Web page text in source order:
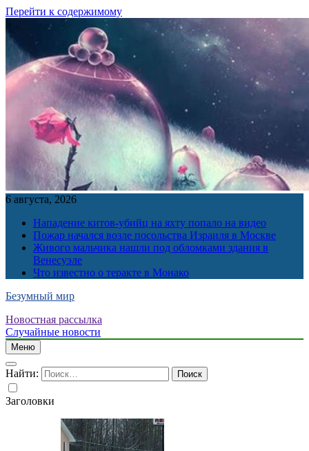
Перейти к содержимому
6 августа, 2026
Нападение китов-убийц на яхту попало на видео
Пожар начался возле посольства Израиля в Москве
Живого мальчика нашли под обломками здания в
Венесуэле
Что известно о теракте в Монако
Безумный мир
Новостная рассылка
Случайные новости
Меню
Найти:
Заголовки